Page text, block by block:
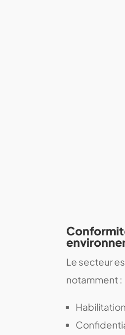
Le secteur
notamment :